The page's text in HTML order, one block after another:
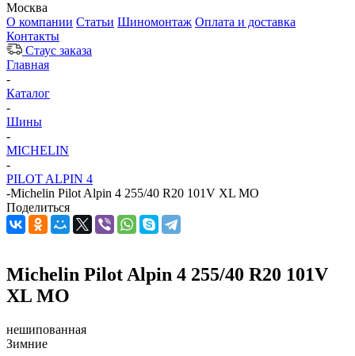
Москва
О компании Статьи Шиномонтаж Оплата и доставка
Контакты
Стаус заказа
Главная
-
Каталог
-
Шины
-
MICHELIN
-
PILOT ALPIN 4
-Michelin Pilot Alpin 4 255/40 R20 101V XL MO
Поделиться
Michelin Pilot Alpin 4 255/40 R20 101V
XL MO
нешипованная
Зимние